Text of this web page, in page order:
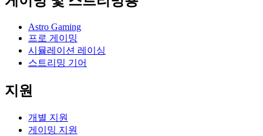
Astro Gaming
프로 게이밍
시뮬레이션 레이싱
스트리밍 기어
지원
개별 지원
게이밍 지원